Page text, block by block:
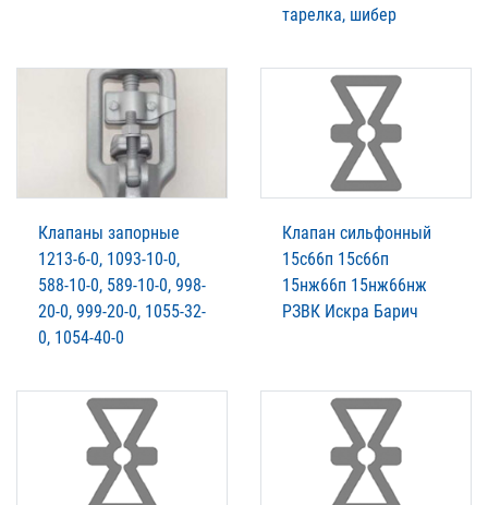
тарелка, шибер
Клапаны запорные
1213-6-0, 1093-10-0,
588-10-0, 589-10-0, 998-
20-0, 999-20-0, 1055-32-
0, 1054-40-0
Клапан сильфонный
15с66п 15с66п
15нж66п 15нж66нж
РЗВК Искра Барич